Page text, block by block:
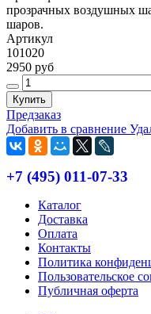
прозрачных воздушных
шаров.
Артикул
101020
2950 руб
Купить
Предзаказ
Добавить в сравнение
+7 (495) 011-07-33
Каталог
Доставка
Оплата
Контакты
Политика
Пользовательское
Публичная оферта